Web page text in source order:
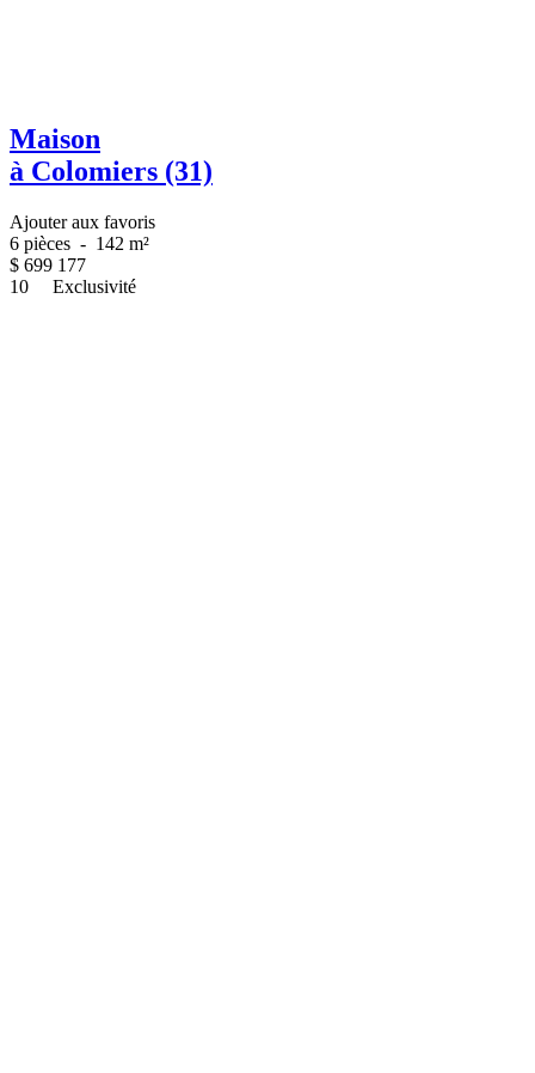
Maison
à Colomiers (31)
Ajouter aux favoris
6 pièces - 142 m²
$ 699 177
10
Exclusivité